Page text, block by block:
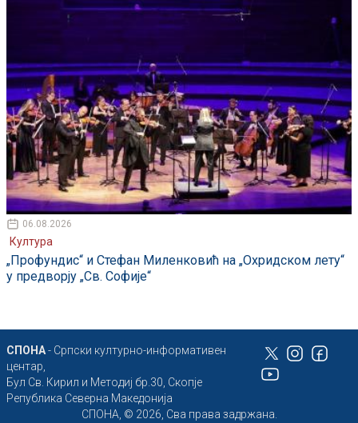
06.08.2026
Култура
„Профундис“ и Стефан Миленковић на „Охридском лету“
у предворју „Св. Софије“
СПОНА- Српски културно-информативен
центар,
Бул Св. Кирил и Методиј бр.30, Скопје
Република Северна Македонија
СПОНА, © 2026, Сва права задржана.